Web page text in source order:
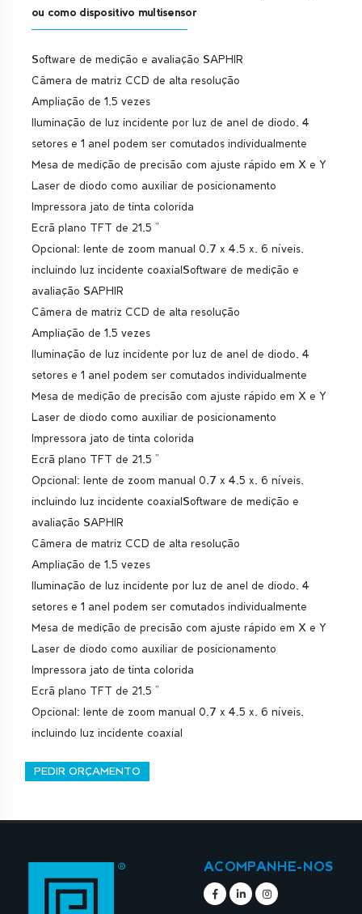
ou como dispositivo multisensor
Software de medição e avaliação SAPHIR
Câmera de matriz CCD de alta resolução
Ampliação de 1,5 vezes
Iluminação de luz incidente por luz de anel de diodo, 4
setores e 1 anel podem ser comutados individualmente
Mesa de medição de precisão com ajuste rápido em X e Y
Laser de diodo como auxiliar de posicionamento
Impressora jato de tinta colorida
Ecrã plano TFT de 21,5 "
Opcional: lente de zoom manual 0,7 x 4,5 x, 6 níveis,
incluindo luz incidente coaxialSoftware de medição e
avaliação SAPHIR
Câmera de matriz CCD de alta resolução
Ampliação de 1,5 vezes
Iluminação de luz incidente por luz de anel de diodo, 4
setores e 1 anel podem ser comutados individualmente
Mesa de medição de precisão com ajuste rápido em X e Y
Laser de diodo como auxiliar de posicionamento
Impressora jato de tinta colorida
Ecrã plano TFT de 21,5 "
Opcional: lente de zoom manual 0,7 x 4,5 x, 6 níveis,
incluindo luz incidente coaxialSoftware de medição e
avaliação SAPHIR
Câmera de matriz CCD de alta resolução
Ampliação de 1,5 vezes
Iluminação de luz incidente por luz de anel de diodo, 4
setores e 1 anel podem ser comutados individualmente
Mesa de medição de precisão com ajuste rápido em X e Y
Laser de diodo como auxiliar de posicionamento
Impressora jato de tinta colorida
Ecrã plano TFT de 21,5 "
Opcional: lente de zoom manual 0,7 x 4,5 x, 6 níveis,
incluindo luz incidente coaxial
PEDIR ORÇAMENTO
ACOMPANHE-NOS